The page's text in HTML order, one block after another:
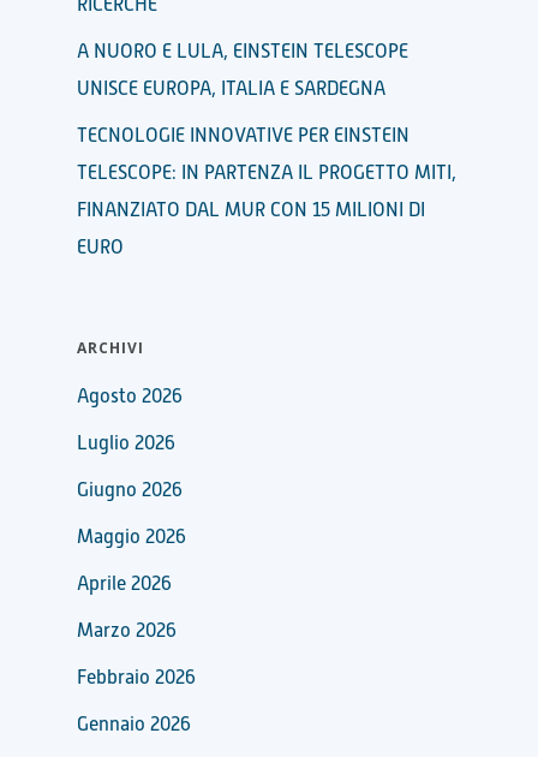
RICERCHE
A NUORO E LULA, EINSTEIN TELESCOPE
UNISCE EUROPA, ITALIA E SARDEGNA
TECNOLOGIE INNOVATIVE PER EINSTEIN
TELESCOPE: IN PARTENZA IL PROGETTO MITI,
FINANZIATO DAL MUR CON 15 MILIONI DI
EURO
ARCHIVI
Agosto 2026
Luglio 2026
Giugno 2026
Maggio 2026
Aprile 2026
Marzo 2026
Febbraio 2026
Gennaio 2026